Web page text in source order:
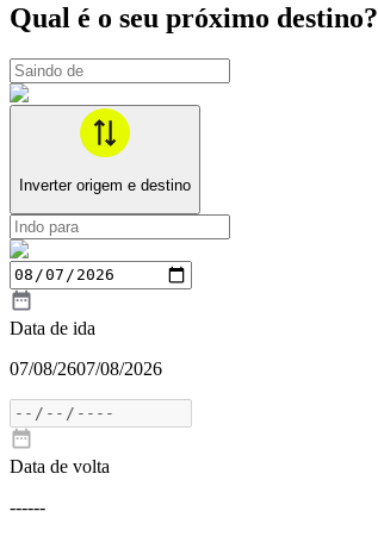
Qual é o seu próximo destino?
Inverter origem e destino
Data de ida
07/08/2607/08/2026
Data de volta
------